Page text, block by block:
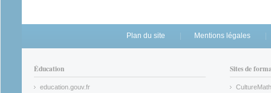
Plan du site Mentions légales
Éducation
education.gouv.fr
Sites de
CultureMath